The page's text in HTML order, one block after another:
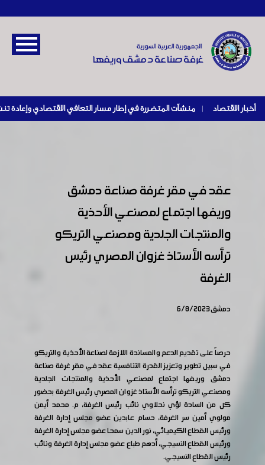
أخبار الاقتصاد |
عقد في مقر غرفة صناعة دمشق
وريفها اجتماع لمصنعي الأحذية
والمنتجات الجلدية ومصنعي التريكو
ترأسه الأستاذ غزوان المصري رئيس
الغرفة
دمشق 6/8/2023
حرصاً على تقديم الدعم والمساندة اللازمة لصناعة الأحذية والتريكو
في سبيل تطوير وتعزيز القدرة التنافسية عقد في مقر غرفة صناعة
دمشق وريفها اجتماع لمصنعي الأحذية والمنتجات الجلدية
ومصنعي التريكو ترأسه الأستاذ غزوان المصري رئيس الغرفة بحضور
كل من السادة لؤي نحلاوي نائب رئيس الغرفة، م. محمد أيمن
مولوي أمين سر الغرفة، حسام عابدين عضو مجلس إدارة الغرفة
ورئيس القطاع الكيميائي، نور الدين سمحا عضو مجلس إدارة الغرفة
ورئيس القطاع النسيجي، أدهم طباع عضو مجلس إدارة الغرفة ونائب
رئيس القطاع النسيجي.